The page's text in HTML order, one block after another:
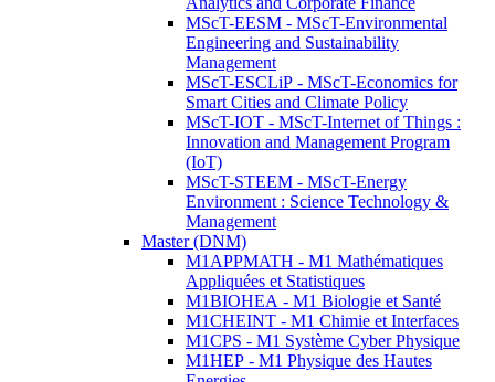
MScT-EESM - MScT-Environmental
Engineering and Sustainability
Management
MScT-ESCLiP - MScT-Economics for
Smart Cities and Climate Policy
MScT-IOT - MScT-Internet of Things :
Innovation and Management Program
(IoT)
MScT-STEEM - MScT-Energy
Environment : Science Technology &
Management
Master (DNM)
M1APPMATH - M1 Mathématiques
Appliquées et Statistiques
M1BIOHEA - M1 Biologie et Santé
M1CHEINT - M1 Chimie et Interfaces
M1CPS - M1 Système Cyber Physique
M1HEP - M1 Physique des Hautes